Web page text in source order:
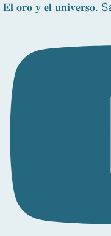
𝐄𝐥 𝐨𝐫𝐨 𝐲 𝐞𝐥